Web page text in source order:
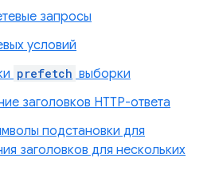
запросы
условий
prefetch выборки
заголовков HTTP-ответа
подстановки для
заголовков для нескольких